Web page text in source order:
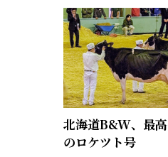
北海道B&W、最
のロケツト号